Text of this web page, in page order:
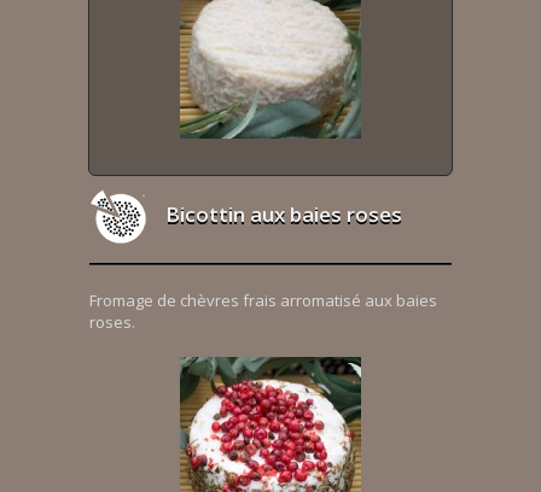
Bicottin aux baies roses
Fromage de chèvres frais arromatisé aux baies
roses.